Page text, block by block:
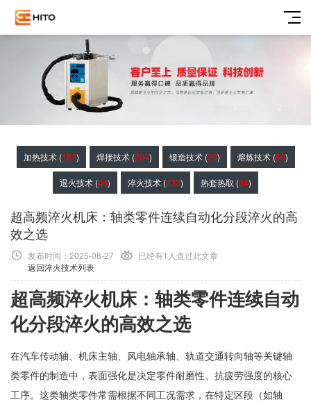
加热技术 (183) 焊接技术 (204) 锻造技术 (29) 熔炼技术 (66)
退火技术 (48) 淬火技术 (232) 热套热取 (54)
超高频淬火机床：轴类零件连续自动化分段淬火的高
效之选
发布时间：2025-08-27 已经有1 人查过此文章
返回淬火技术列表
超高频淬火机床：轴类零件连续自动
化分段淬火的高效之选
在汽车传动轴、机床主轴、风电轴承轴、轨道交通转向轴等关键轴
类零件的制造中，表面强化是决定零件耐磨性、抗疲劳强度的核心
工序。这类轴类零件常需根据不同工况需求，在特定区段（如轴